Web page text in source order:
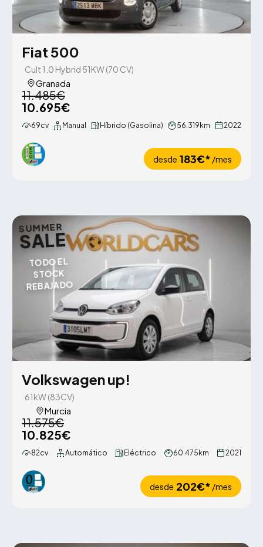
Fiat 500
Cult 1.0 Hybrid 51KW (70 CV)
Granada
11.485€
10.695€
69cv Manual Híbrido (Gasolina) 56.319km 2022
desde 183€* /mes
SUMMER
SALE
TODO EL
STOCK
REBAJADO
Volkswagen up!
61kW (83CV)
Murcia
11.575€
10.825€
82cv Automático Eléctrico 60.475km 2021
desde 202€* /mes